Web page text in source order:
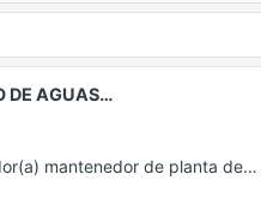
DE AGUAS…
mantenedor de planta de…